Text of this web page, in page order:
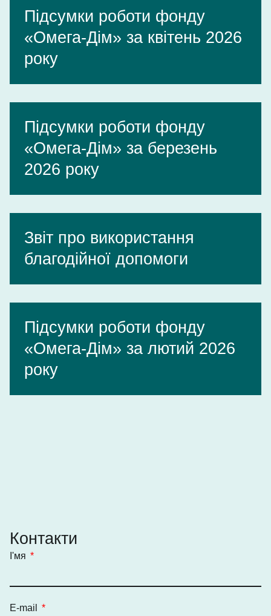
Підсумки роботи фонду
«Омега-Дім» за квітень 2026
року
Підсумки роботи фонду
«Омега-Дім» за березень
2026 року
Звіт про використання
благодійної допомоги
Підсумки роботи фонду
«Омега-Дім» за лютий 2026
року
Контакти
І'мя
E-mail